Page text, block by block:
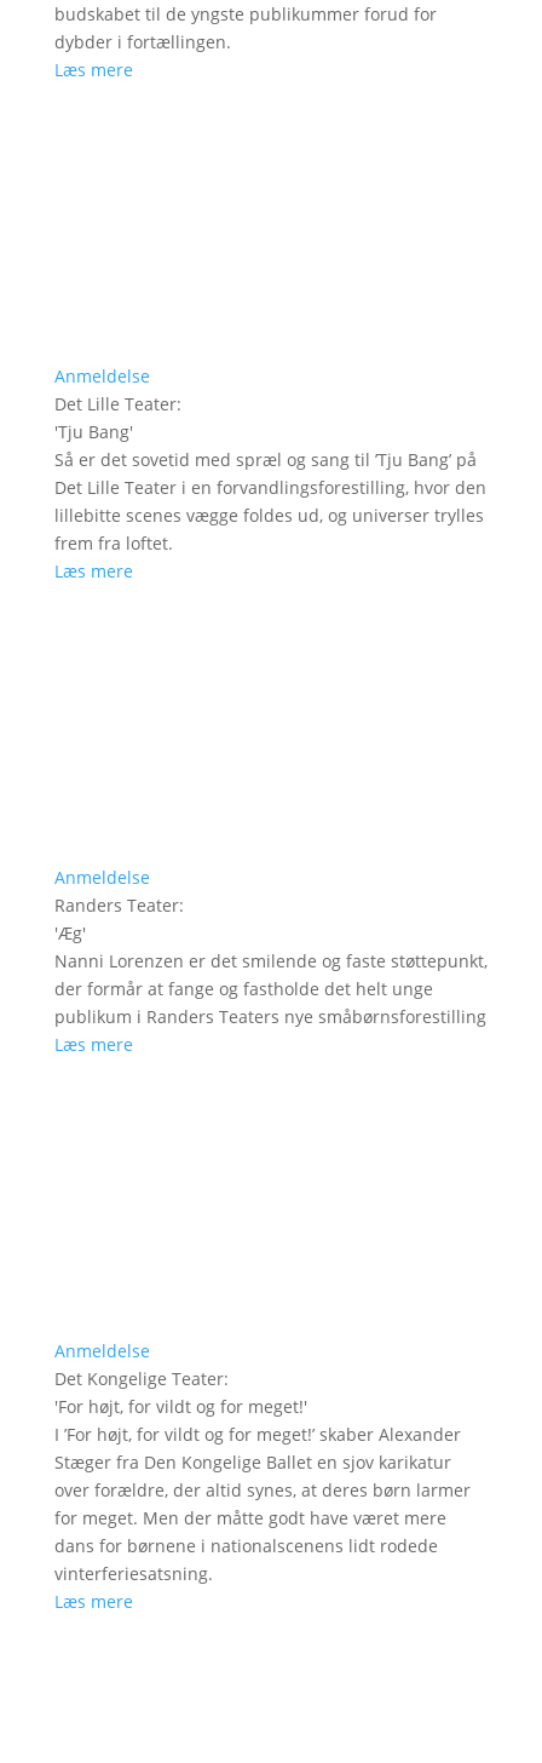
budskabet til de yngste publikummer forud for
dybder i fortællingen.
Læs mere
Anmeldelse
Det Lille Teater:
'Tju Bang'
Så er det sovetid med spræl og sang til ’Tju Bang’ på
Det Lille Teater i en forvandlingsforestilling, hvor den
lillebitte scenes vægge foldes ud, og universer trylles
frem fra loftet.
Læs mere
Anmeldelse
Randers Teater:
'Æg'
Nanni Lorenzen er det smilende og faste støttepunkt,
der formår at fange og fastholde det helt unge
publikum i Randers Teaters nye småbørnsforestilling
Læs mere
Anmeldelse
Det Kongelige Teater:
'For højt, for vildt og for meget!'
I ’For højt, for vildt og for meget!’ skaber Alexander
Stæger fra Den Kongelige Ballet en sjov karikatur
over forældre, der altid synes, at deres børn larmer
for meget. Men der måtte godt have været mere
dans for børnene i nationalscenens lidt rodede
vinterferiesatsning.
Læs mere